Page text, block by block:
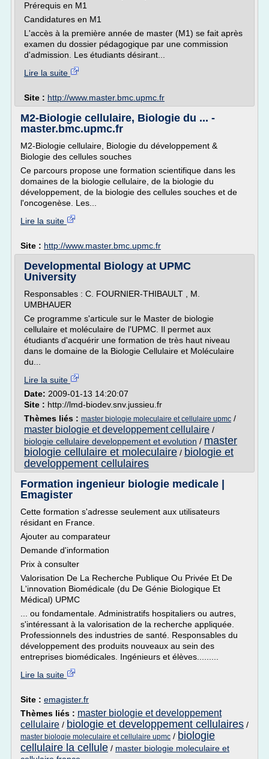
Prérequis en M1
Candidatures en M1
L'accès à la première année de master (M1) se fait après
examen du dossier pédagogique par une commission
d'admission. Les étudiants désirant...
Lire la suite
Site : http://www.master.bmc.upmc.fr
M2-Biologie cellulaire, Biologie du ... -
master.bmc.upmc.fr
M2-Biologie cellulaire, Biologie du développement &
Biologie des cellules souches
Ce parcours propose une formation scientifique dans les
domaines de la biologie cellulaire, de la biologie du
développement, de la biologie des cellules souches et de
l'oncogenèse. Les...
Lire la suite
Site : http://www.master.bmc.upmc.fr
Developmental Biology at UPMC
University
Responsables : C. FOURNIER-THIBAULT , M.
UMBHAUER
Ce programme s'articule sur le Master de biologie
cellulaire et moléculaire de l'UPMC. Il permet aux
étudiants d'acquérir une formation de très haut niveau
dans le domaine de la Biologie Cellulaire et Moléculaire
du...
Lire la suite
Date: 2009-01-13 14:20:07
Site : http://lmd-biodev.snv.jussieu.fr
Thèmes liés : master biologie moleculaire et cellulaire upmc /
master biologie et developpement cellulaire /
biologie cellulaire developpement et evolution / master
biologie cellulaire et moleculaire / biologie et
developpement cellulaires
Formation ingenieur biologie medicale |
Emagister
Cette formation s'adresse seulement aux utilisateurs
résidant en France.
Ajouter au comparateur
Demande d'information
Prix à consulter
Valorisation De La Recherche Publique Ou Privée Et De
L'innovation Biomédicale (du De Génie Biologique Et
Médical) UPMC
... ou fondamentale. Administratifs hospitaliers ou autres,
s'intéressant à la valorisation de la recherche appliquée.
Professionnels des industries de santé. Responsables du
développement des produits nouveaux au sein des
entreprises biomédicales. Ingénieurs et élèves.........
Lire la suite
Site : emagister.fr
Thèmes liés : master biologie et developpement
cellulaire / biologie et developpement cellulaires /
master biologie moleculaire et cellulaire upmc / biologie
cellulaire la cellule / master biologie moleculaire et